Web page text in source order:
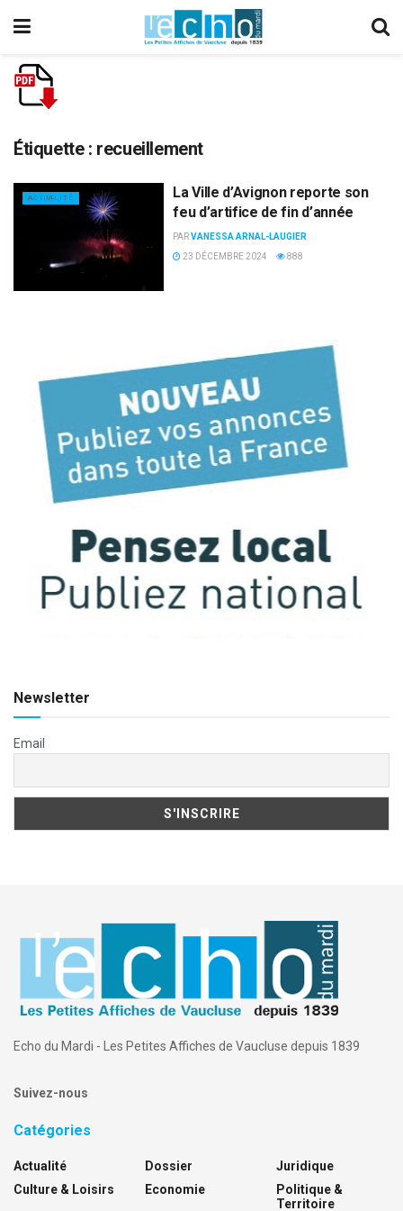
Étiquette : recueillement
ACTUALITÉ
La Ville d’Avignon reporte son
feu d’artifice de fin d’année
PARVANESSA ARNAL-LAUGIER
23 DÉCEMBRE 2024
888
Newsletter
Email
Echo du Mardi - Les Petites Affiches de Vaucluse depuis 1839
Suivez-nous
Catégories
Actualité
Culture & Loisirs
Dossier
Economie
Juridique
Politique &
Territoire